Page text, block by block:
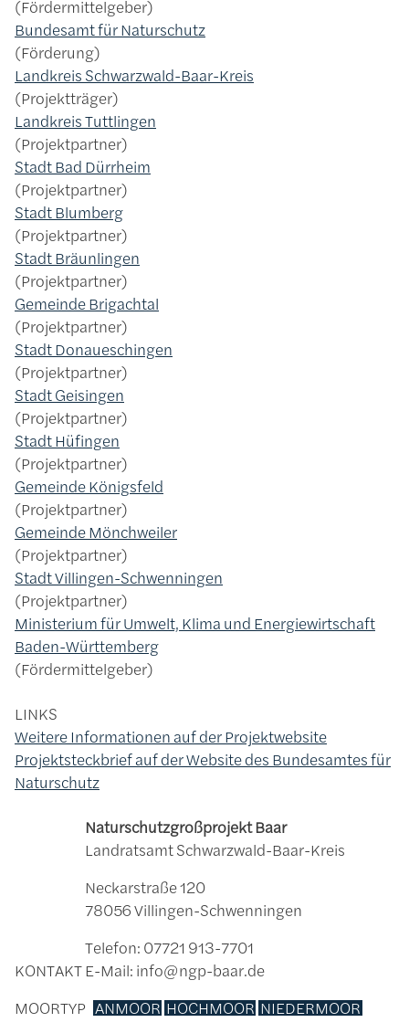
Fördermittelgeber
Bundesamt für Naturschutz
Förderung
Landkreis Schwarzwald-Baar-Kreis
Projektträger
Landkreis Tuttlingen
Projektpartner
Stadt Bad Dürrheim
Projektpartner
Stadt Blumberg
Projektpartner
Stadt Bräunlingen
Projektpartner
Gemeinde Brigachtal
Projektpartner
Stadt­ Do­nau­eschin­gen
Projektpartner
Stadt Geisingen
Projektpartner
Stadt Hüfingen
Projektpartner
Gemeinde Königsfeld
Projektpartner
Gemeinde Mönchweiler
Projektpartner
Stadt Villingen-Schwenningen
Projektpartner
Ministerium für Umwelt, Klima und Energiewirtschaft
Baden-Württemberg
Fördermittelgeber
LINKS
Weitere Informationen auf der Projektwebsite
Projektsteckbrief auf der Website des Bundesamtes für
Naturschutz
KONTAKT
Naturschutzgroßprojekt Baar
Landratsamt Schwarzwald-Baar-Kreis
Neckarstraße 120
78056 Villingen-Schwenningen
Telefon: 07721 913-7701
E-Mail: info@ngp-baar.de
MOORTYP ANMOOR HOCHMOOR NIEDERMOOR